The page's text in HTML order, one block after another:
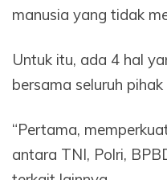
manusia yang tidak
Untuk itu, ada 4 hal
bersama seluruh
“Pertama,
antara TNI, Polri,